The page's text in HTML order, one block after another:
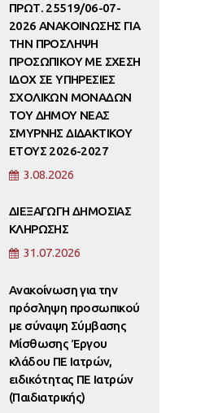
ΠΡΩΤ. 25519/06-07-
2026 ΑΝΑΚΟΙΝΩΣΗΣ ΓΙΑ
ΤΗΝ ΠΡΟΣΛΗΨΗ
ΠΡΟΣΩΠΙΚΟΥ ΜΕ ΣΧΕΣΗ
ΙΔΟΧ ΣΕ ΥΠΗΡΕΣΙΕΣ
ΣΧΟΛΙΚΩΝ ΜΟΝΑΔΩΝ
ΤΟΥ ΔΗΜΟΥ ΝΕΑΣ
ΣΜΥΡΝΗΣ ΔΙΔΑΚΤΙΚΟΥ
ΕΤΟΥΣ 2026-2027
3.08.2026
ΔΙΕΞΑΓΩΓΗ ΔΗΜΟΣΙΑΣ
ΚΛΗΡΩΣΗΣ
31.07.2026
Ανακοίνωση για την
πρόσληψη προσωπικού
με σύναψη Σύμβασης
Μίσθωσης Έργου
κλάδου ΠΕ Ιατρών,
ειδικότητας ΠΕ Ιατρών
(Παιδιατρικής)